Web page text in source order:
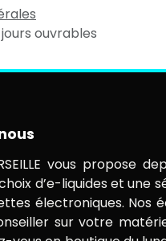
ouvrables
vous propose
d’e-liquides et une
électroniques. Nos
sur votre